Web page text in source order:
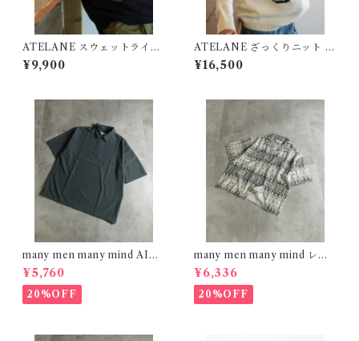
ATELANE スウェットライク
ジャガード クルーネック ニッ
ト チャコール 25A-21021
¥9,900
ATELANE ざっくりニット ク
ルーネックセーター フラワー
オフホワイト 25A-21000
¥16,500
many men many mind AIRL
EAK FABRIC ポロシャツ C
HARCOAL M2615161
¥5,760
20%OFF
many men many mind レー
ヨン 総柄シャツ バティック ネ
イティブ ブラック M261506
0
¥6,336
20%OFF